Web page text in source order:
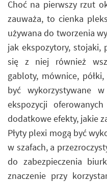
Choć na pierwszy rzut
zauważa, to cienka
używana do tworzenia
jak ekspozytory, stojaki,
się z niej również
gabloty, mównice,
być wykorzystywane
ekspozycji
dodatkowe efekty, jakie
Płyty plexi mogą być
w szafach, a
do zabezpieczenia
znaczenie przy